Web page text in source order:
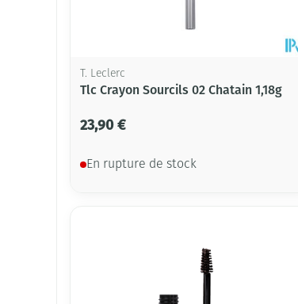
T. Leclerc
Tlc Crayon Sourcils 02 Chatain 1,18g
23,90 €
En rupture de stock